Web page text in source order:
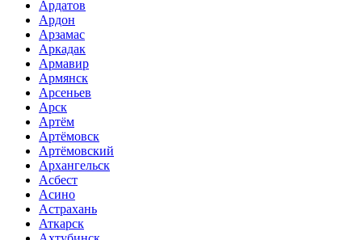
Ардатов
Ардон
Арзамас
Аркадак
Армавир
Армянск
Арсеньев
Арск
Артём
Артёмовск
Артёмовский
Архангельск
Асбест
Асино
Астрахань
Аткарск